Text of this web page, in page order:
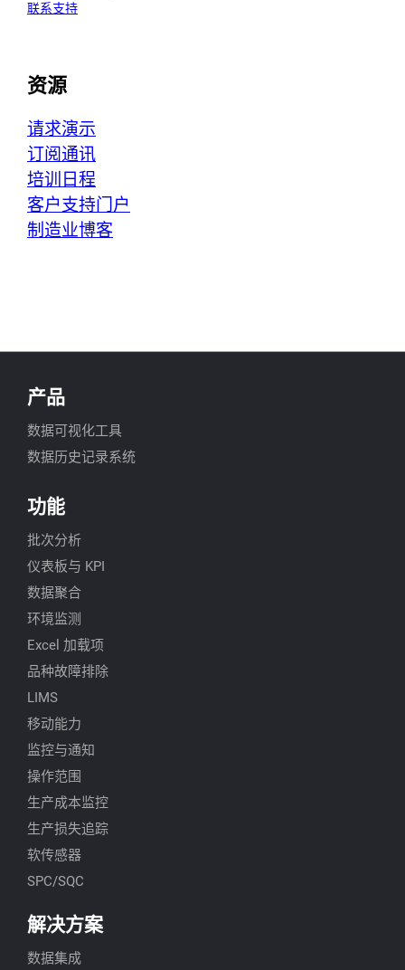
联系支持
资源
请求演示
订阅通讯
培训日程
客户支持门户
制造业博客
产品
数据可视化工具
数据历史记录系统
功能
批次分析
仪表板与 KPI
数据聚合
环境监测
Excel 加载项
品种故障排除
LIMS
移动能力
监控与通知
操作范围
生产成本监控
生产损失追踪
软传感器
SPC/SQC
解决方案
数据集成